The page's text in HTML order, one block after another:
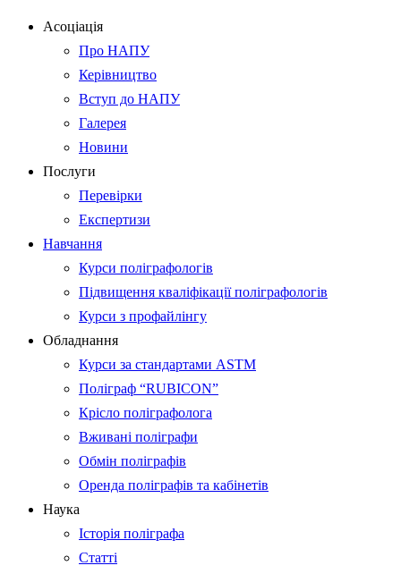
Асоціація
Про НАПУ
Керівництво
Вступ до НАПУ
Галерея
Новини
Послуги
Перевірки
Експертизи
Навчання
Курси поліграфологів
Підвищення кваліфікації поліграфологів
Курси з профайлінгу
Обладнання
Курси за стандартами ASTM
Поліграф “RUBICON”
Крісло поліграфолога
Вживані поліграфи
Обмін поліграфів
Оренда поліграфів та кабінетів
Наука
Історія поліграфа
Статті